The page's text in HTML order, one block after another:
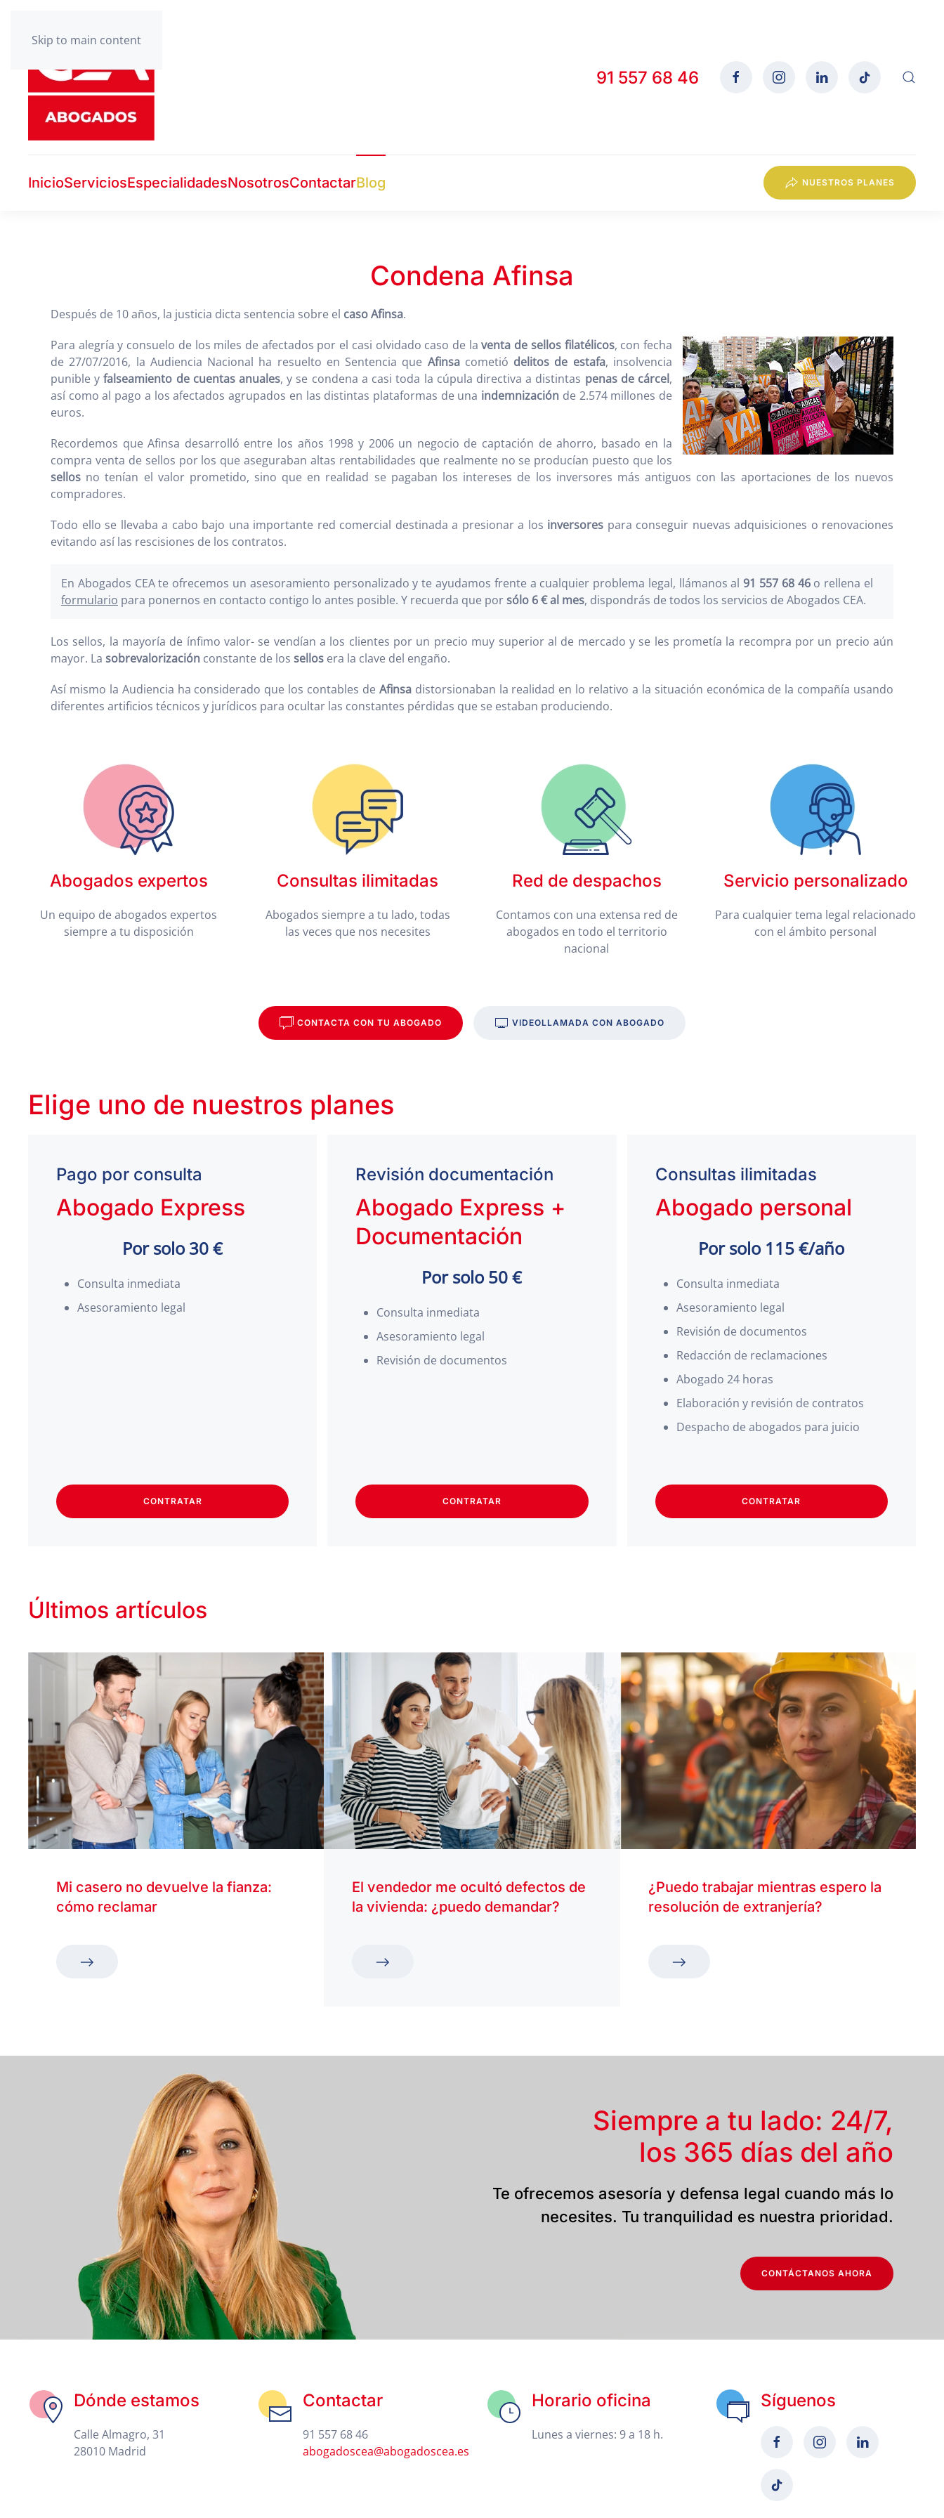
Skip to main content
91 557 68 46
InicioServiciosEspecialidadesNosotrosContactarBlog NUESTROS PLANES
Condena Afinsa
Después de 10 años, la justicia dicta sentencia sobre el caso Afinsa.
Para alegría y consuelo de los miles de afectados por el casi olvidado caso de laventa de sellos filatélicos, con fecha
de 27/07/2016, la Audiencia Nacional ha resuelto en Sentencia que Afinsacometió delitos de estafa, insolvencia
punible y falseamiento de cuentas anuales, y se condena a casi toda la cúpula directiva a distintas penas de cárcel,
así como al pago a los afectados agrupados en las distintas plataformas de una indemnización de 2.574 millones de
euros.
Recordemos que Afinsa desarrolló entre los años 1998 y 2006 un negocio de captación de ahorro, basado en la
compra venta de sellos por los que aseguraban altas rentabilidades que realmente no se producían puesto que los
sellos no tenían el valor prometido, sino que en realidad se pagaban los intereses de los inversores más antiguos con las aportaciones de los nuevos
compradores.
Todo ello se llevaba a cabo bajo una importante red comercial destinada a presionar a los inversores para conseguir nuevas adquisiciones o renovaciones
evitando así las rescisiones de los contratos.
En Abogados CEA te ofrecemos un asesoramiento personalizado y te ayudamos frente a cualquier problema legal, llámanos al 91 557 68 46o rellena el
formulario para ponernos en contacto contigo lo antes posible. Y recuerda que porsólo 6 € al mes, dispondrás de todos los servicios de Abogados CEA.
Los sellos, la mayoría de ínfimo valor- se vendían a los clientes por un precio muy superior al de mercado y se les prometía la recompra por un precio aún
mayor. La sobrevalorización constante de los sellos era la clave del engaño.
Así mismo la Audiencia ha considerado que los contables de Afinsadistorsionaban la realidad en lo relativo a la situación económica de la compañía usando
diferentes artificios técnicos y jurídicos para ocultar las constantes pérdidas que se estaban produciendo.
Abogados expertos
Un equipo de abogados expertos
siempre a tu disposición
Consultas ilimitadas
Abogados siempre a tu lado, todas
las veces que nos necesites
Red de despachos
Contamos con una extensa red de
abogados en todo el territorio
nacional
Servicio personalizado
Para cualquier tema legal relacionado
con el ámbito personal
CONTACTA CON TU ABOGADO VIDEOLLAMADA CON ABOGADO
Elige uno de nuestros planes
Pago por consulta
Abogado Express
Por solo 30 €
Consulta inmediata
Asesoramiento legal
CONTRATAR
Revisión documentación
Abogado Express +
Documentación
Por solo 50 €
Consulta inmediata
Asesoramiento legal
Revisión de documentos
CONTRATAR
Consultas ilimitadas
Abogado personal
Por solo 115 €/año
Consulta inmediata
Asesoramiento legal
Revisión de documentos
Redacción de reclamaciones
Abogado 24 horas
Elaboración y revisión de contratos
Despacho de abogados para juicio
CONTRATAR
Últimos artículos
Mi casero no devuelve la fianza:
cómo reclamar
El vendedor me ocultó defectos de
la vivienda: ¿puedo demandar?
¿Puedo trabajar mientras espero la
resolución de extranjería?
Siempre a tu lado: 24/7,
los 365 días del año
Te ofrecemos asesoría y defensa legal cuando más lo
necesites. Tu tranquilidad es nuestra prioridad.
CONTÁCTANOS AHORA
Dónde estamos
Calle Almagro, 31
28010 Madrid
Contactar
91 557 68 46
abogadoscea@abogadoscea.es
Horario oficina
Lunes a viernes: 9 a 18 h.
Síguenos